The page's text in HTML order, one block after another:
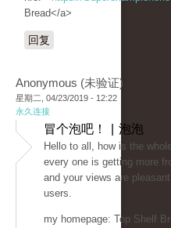
Bread</a>
回复
Anonymous (未验证)
星期二, 04/23/2019 - 12:22
永久连接
冒个泡吧！ | 泡泡
Hello to all, how is the
every one is getting more
and your views are
users.
my homepage: Top Shelf